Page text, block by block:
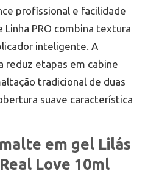
profissional e facilidade
Linha PRO combina textura
inteligente. A
reduz etapas em cabine
tradicional de duas
suave característica
em gel Lilás
Love 10ml